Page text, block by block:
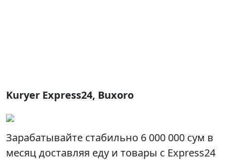
Kuryer Express24, Buxoro
Зарабатывайте стабильно 6 000 000 сум в
месяц доставляя еду и товары с Express24